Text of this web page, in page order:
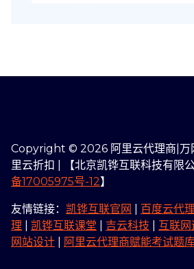
Copyright © 2026 阿里云代理商|万
里云折扣 | 【北京凯铧互联科技有限
备17005975号-12】
友情链接： 凯铧互联官网 百度云代理
理
凯铧互联课堂 吉云科技 互联
网站设计
阿里云代理商赋能考试题